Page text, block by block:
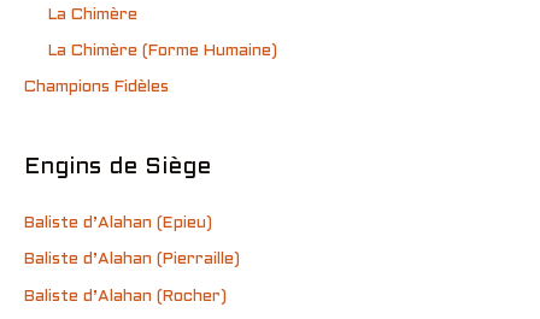
La Chimère
La Chimère (Forme Humaine)
Champions Fidèles
Engins de Siège
Baliste d’Alahan (Epieu)
Baliste d’Alahan (Pierraille)
Baliste d’Alahan (Rocher)